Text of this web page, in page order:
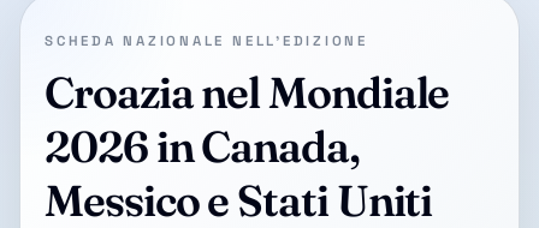
SCHEDA NAZIONALE NELL'EDIZIONE
Croazia nel Mondiale
2026 in Canada,
Messico e Stati Uniti